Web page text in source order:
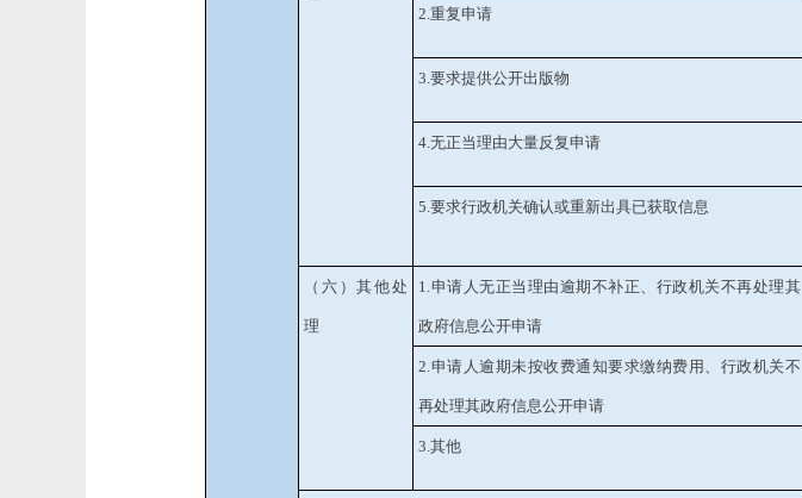
2.重复申请
3.要求提供公开出版物
4.无正当理由大量反复申请
5.要求行政机关确认或重新出具已获取信息
（六）其他处
理
1.申请人无正当理由逾期不补正、行政机关不再处理其
政府信息公开申请
2.申请人逾期未按收费通知要求缴纳费用、行政机关不
再处理其政府信息公开申请
3.其他